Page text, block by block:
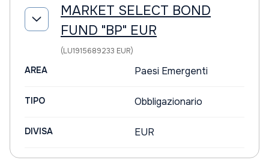
MARKET SELECT BOND
FUND "BP" EUR
(LU1915689233 EUR)
AREA Paesi Emergenti
TIPO Obbligazionario
DIVISA EUR